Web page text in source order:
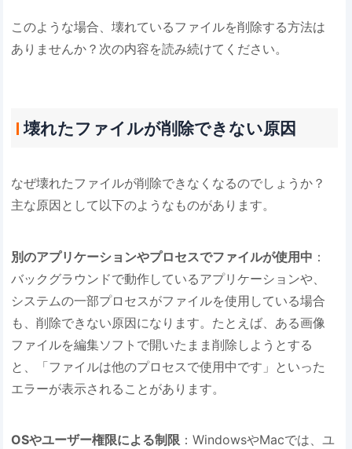
このような場合、壊れているファイルを削除する方法は
ありませんか？次の内容を読み続けてください。
壊れたファイルが削除できない原因
なぜ壊れたファイルが削除できなくなるのでしょうか？
主な原因として以下のようなものがあります。
別のアプリケーションやプロセスでファイルが使用中 ：
バックグラウンドで動作しているアプリケーションや、
システムの一部プロセスがファイルを使用している場合
も、削除できない原因になります。たとえば、ある画像
ファイルを編集ソフトで開いたまま削除しようとする
と、「ファイルは他のプロセスで使用中です」といった
エラーが表示されることがあります。
OSやユーザー権限による制限 ：WindowsやMacでは、ユ